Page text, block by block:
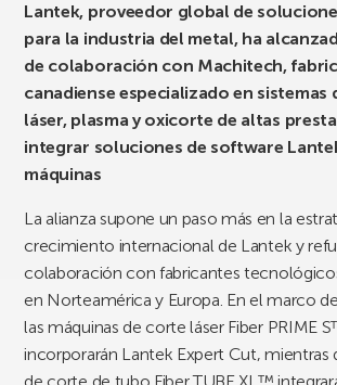
Lantek, proveedor global de
para la industria del metal, ha
de colaboración con Machitech,
canadiense especializado en
láser, plasma y oxicorte de altas
integrar soluciones de software
máquinas
La alianza supone un paso más en la
crecimiento internacional de Lantek y
colaboración con fabricantes
en Norteamérica y Europa. En el marco
las máquinas de corte láser Fiber PRIME
incorporarán Lantek Expert Cut, mientras